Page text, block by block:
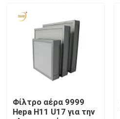
Ζητήστε ένα απόσπασμα
Βαθύ φίλτρο πτυχών HEPA
Προ φίλτρο αέρα
Μονάδα FFU
Φίλτρο αέρα 9999
Hepa H11 U17 για την